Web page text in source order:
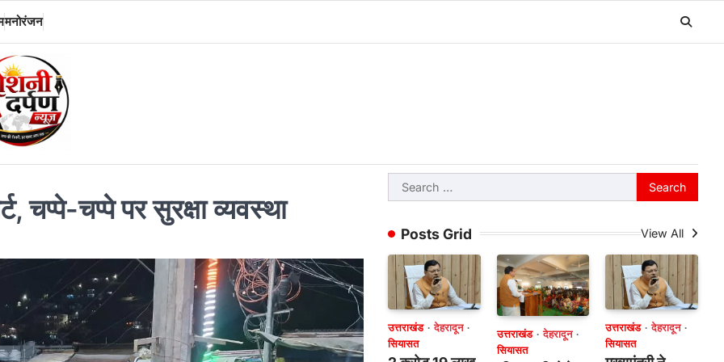
मनोरंजन
चप्पे-चप्पे पर सुरक्षा व्यवस्था
Search
for:
Posts Grid View All
उत्तराखंड
देहरादून
सियासत
उत्तराखंड
देहरादून
सियासत
उत्तराखंड
देहरादून
सियासत